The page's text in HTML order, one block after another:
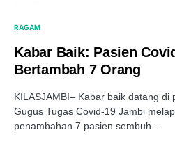
RAGAM
Kabar Baik: Pasien
Bertambah 7 Orang
KILASJAMBI– Kabar baik datang di
Gugus Tugas Covid-19 Jambi
penambahan 7 pasien sembuh…